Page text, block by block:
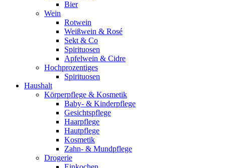
Bier
Wein
Rotwein
Weißwein & Rosé
Sekt & Co
Spirituosen
Apfelwein & Cidre
Hochprozentiges
Spirituosen
Haushalt
Körperpflege & Kosmetik
Baby- & Kinderpflege
Gesichtspflege
Haarpflege
Hautpflege
Kosmetik
Zahn- & Mundpflege
Drogerie